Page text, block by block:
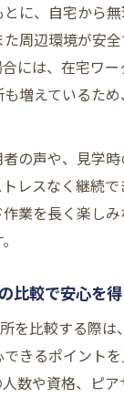
に、自宅から
周辺環境が安
には、在宅ワ
増えているた
の声や、見学
レスなく継続
業を長く楽し
比較で安心を
を比較する際は
きるポイント
数や資格、ピ